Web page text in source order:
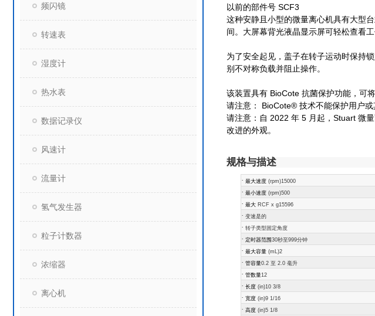
频闪镜
转速表
湿度计
热水表
数据记录仪
风速计
流量计
氢气发生器
粒子计数器
浓缩器
离心机
以前的部件号 SCF3
这种安静且小型的微量离心机具有大型
间。大屏幕背光液晶显示屏可轻松查看
为了安全起见，盖子在转子运动时保持
别不对称负载并阻止操作。
该装置具有 BioCote 抗菌保护功能，可
请注意： BioCote® 技术不能保护用户
请注意：自 2022 年 5 月起，Stuart 微
改进的外观。
规格与描述
· 最大速度 (rpm)15000
· 最小速度 (rpm)500
· 最大 RCF x g15596
· 变速是的
· 转子类型固定角度
· 定时器范围30秒至999分钟
· 最大容量 (mL)2
· 管容量0.2 至 2.0 毫升
· 管数量12
· 长度 (in)10 3/8
· 宽度 (in)9 1/16
· 高度 (in)5 1/8